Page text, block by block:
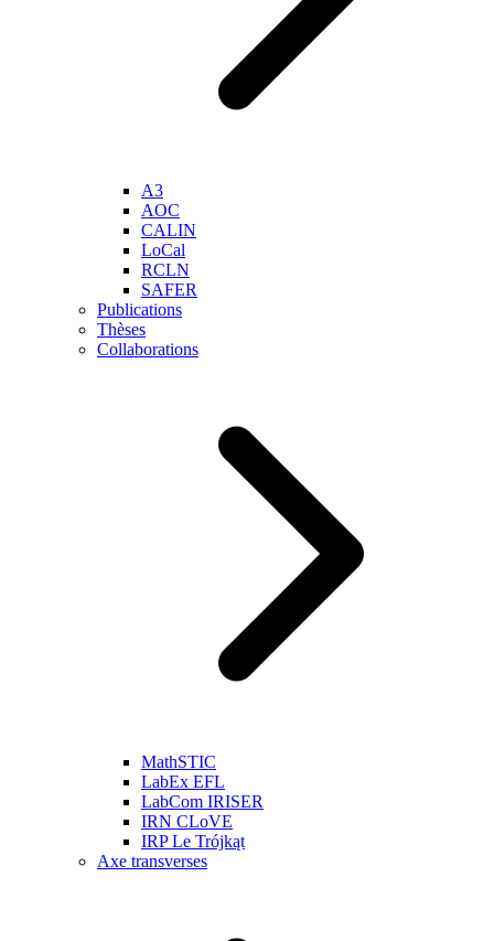
A3
AOC
CALIN
LoCal
RCLN
SAFER
Publications
Thèses
Collaborations
MathSTIC
LabEx EFL
LabCom IRISER
IRN CLoVE
IRP Le Trójkąt
Axe transverses